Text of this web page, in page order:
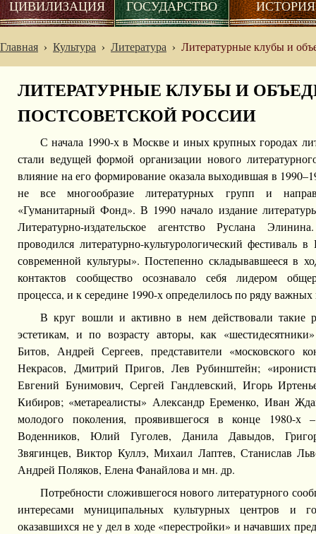
ЦИВИЛИЗАЦИЯ ГОСУДАРСТВО ИСТОРИЯ
Главная › Культура › Литература › Литературные клубы и
ЛИТЕРАТУРНЫЕ КЛУБЫ И
ПОСТСОВЕТСКОЙ РОССИИ
С начала 1990-х в Москве и иных крупных городах
стали ведущей формой организации нового
влияние на его формирование оказала выходившая в
не все многообразие литературных групп и
«Гуманитарный Фонд». В 1990 начало издание
Литературно-издательское агентство Руслана
проводился литературно-культурологический
современной культуры». Постепенно складывавшееся в
контактов сообщество осознавало себя лидером
процесса, и к середине 1990-х определилось по ряду
В круг вошли и активно в нем действовали такие
эстетикам, и по возрасту авторы, как
Битов, Андрей Сергеев, представители «московского
Некрасов, Дмитрий Пригов, Лев Рубинштейн;
Евгений Бунимович, Сергей Гандлевский, Игорь
Кибиров; «метареалисты» Александр Еременко, Иван
молодого поколения, проявившегося в конце 1980-
Воденников, Юлий Гуголев, Данила Давыдов,
Звягинцев, Виктор Куллэ, Михаил Лаптев, Станислав
Андрей Поляков, Елена Фанайлова и мн. др.
Потребности сложившегося нового литературного
интересами муниципальных культурных центров и
оказавшихся не у дел в ходе «перестройки» и начавших